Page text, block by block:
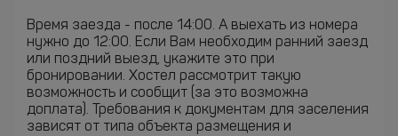
Время заезда - после 14:00. А выехать из номера
нужно до 12:00. Если Вам необходим ранний заезд
или поздний выезд, укажите это при
бронировании. Хостел рассмотрит такую
возможность и сообщит (за это возможна
доплата). Требования к документам для заселения
зависят от типа объекта размещения и